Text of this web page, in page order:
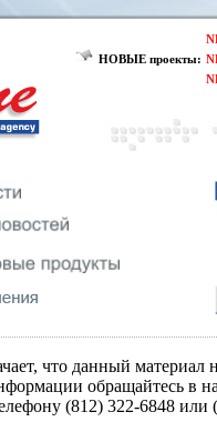
НОВЫЕ проекты:
что данный материал
обращайтесь в
(812) 322-6848 или